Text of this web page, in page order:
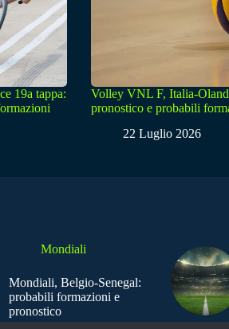
19a tappa:
Volley VNL F, Italia-
pronostico e probabili
22 Luglio 2026
Mondiali
Mondiali, Belgio-Senegal:
probabili formazioni e
pronostico